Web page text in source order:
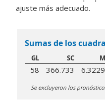
ajuste más adecuado.
Sumas de los
GL SC
58 366.733
Se excluyeron los